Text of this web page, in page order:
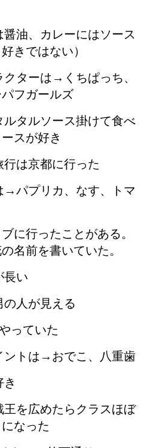
醤油、カレーにはソース
きではない）
ターは→くちぱっち、
フガールズ
ルタルソース掛けて食べ
スが好き
行は京都に行った
→パプリカ、なす、トマ
に行ったことがある。
名前を書いていた。
長い
の人が見える
っていた
ントは→おでこ、八重歯
王を広めたらクラスほぼ
なった